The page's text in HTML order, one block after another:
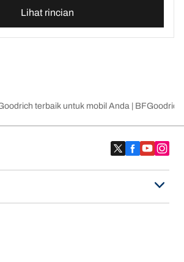
Lihat rincian
terbaik untuk mobil Anda |